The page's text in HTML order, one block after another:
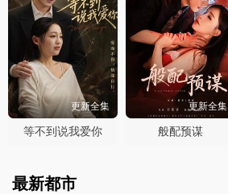
更新全集
等不到说我爱你
更新全集
般配预谋
最新都市